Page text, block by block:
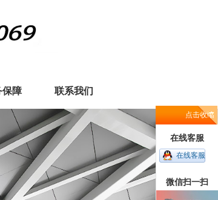
保障 联系我们
点击收缩
在线客服
在线客服
微信扫一扫